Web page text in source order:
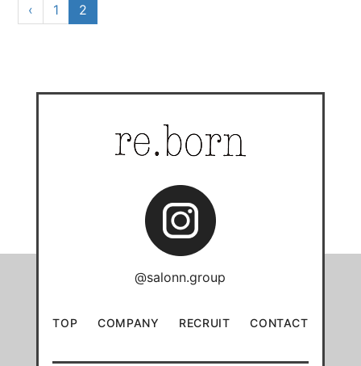
‹ 1 2
@salonn.group
TOP COMPANY RECRUIT CONTACT